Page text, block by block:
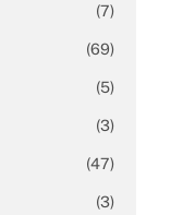
(7)
(69)
(5)
(3)
(47)
(3)